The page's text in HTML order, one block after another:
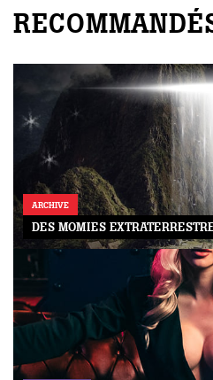
ARCHIVE
DES MOMIES